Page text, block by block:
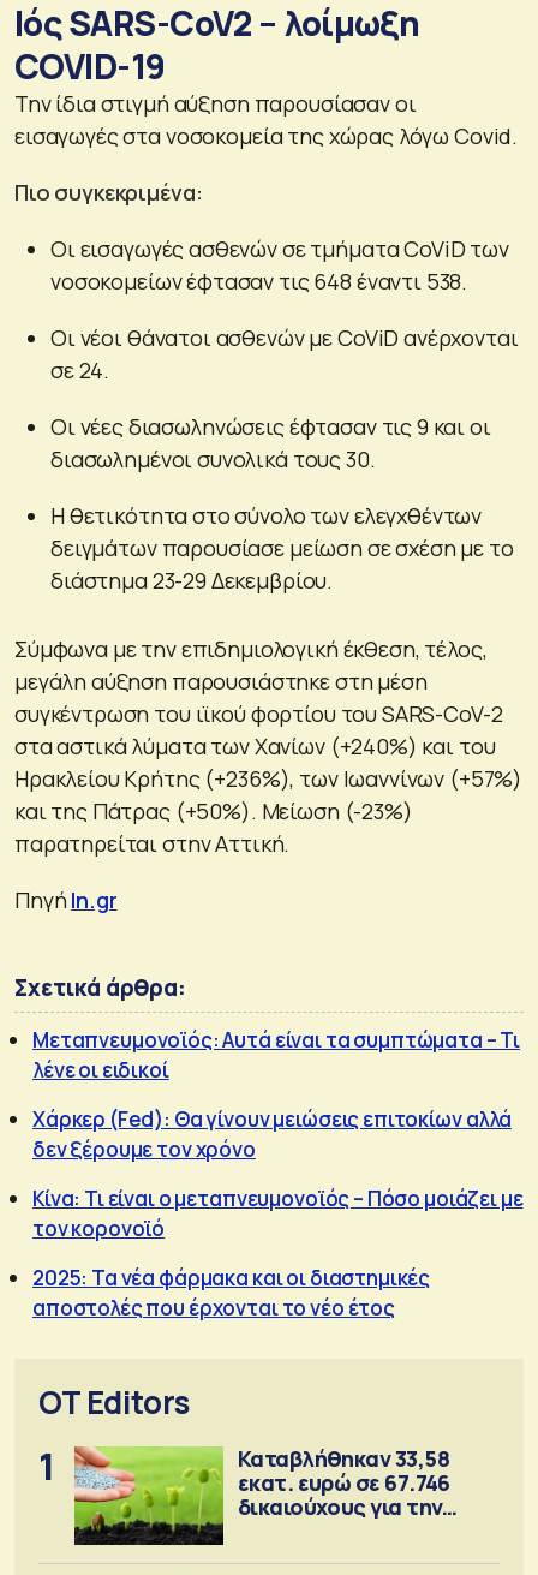
Ιός SARS-CoV2 – λοίμωξη
COVID-19
Την ίδια στιγμή αύξηση παρουσίασαν οι
εισαγωγές στα νοσοκομεία της χώρας λόγω Covid.
Πιο συγκεκριμένα:
Οι εισαγωγές ασθενών σε τμήματα CoViD των
νοσοκομείων έφτασαν τις 648 έναντι 538.
Οι νέοι θάνατοι ασθενών με CoViD ανέρχονται
σε 24.
Οι νέες διασωληνώσεις έφτασαν τις 9 και οι
διασωλημένοι συνολικά τους 30.
Η θετικότητα στο σύνολο των ελεγχθέντων
δειγμάτων παρουσίασε μείωση σε σχέση με το
διάστημα 23-29 Δεκεμβρίου.
Σύμφωνα με την επιδημιολογική έκθεση, τέλος,
μεγάλη αύξηση παρουσιάστηκε στη μέση
συγκέντρωση του ιϊκού φορτίου του SARS-CoV-2
στα αστικά λύματα των Χανίων (+240%) και του
Ηρακλείου Κρήτης (+236%), των Ιωαννίνων (+57%)
και της Πάτρας (+50%). Μείωση (-23%)
παρατηρείται στην Αττική.
ΠηγήIn.gr
Σχετικά άρθρα:
Μεταπνευμονοϊός: Αυτά είναι τα συμπτώματα – Τι
λένε οι ειδικοί
Χάρκερ (Fed): Θα γίνουν μειώσεις επιτοκίων αλλά
δεν ξέρουμε τον χρόνο
Κίνα: Τι είναι ο μεταπνευμονοϊός – Πόσο μοιάζει με
τον κορονοϊό
2025: Τα νέα φάρμακα και οι διαστημικές
αποστολές που έρχονται το νέο έτος
OT Editors
1
Καταβλήθηκαν 33,58
εκατ. ευρώ σε 67.746
δικαιούχους για την